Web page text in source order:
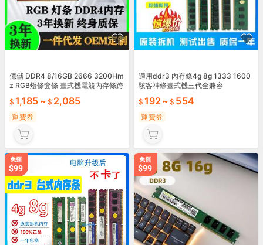
億儲 DDR4 8/16GB 2666 3200Hm
z RGB燈條套條 臺式機電競內存條跨
1,185 ~ 2,085
運費券
適用ddr3 內存條4g 8g 1333 1600
駭客神條臺式機三代全兼容
192 ~ 554
運費券